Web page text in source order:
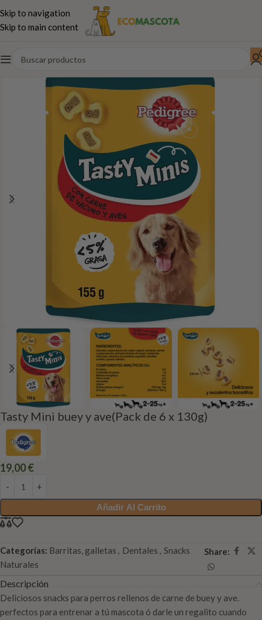
Skip to navigation
Skip to main content
Inicio Perros Snacks Naturales
Tasty Mini buey y ave(Pack de 6 x 130g)
19,00€
Añadir Al Carrito
Categorías: Barritas, galletas , Dentales , Snacks
Naturales
Share:
Descripción
Deliciosos snacks para perros rellenos de carne de buey y ave.
perfectos para entrenar a tú mascota ó darle un regalito cuando